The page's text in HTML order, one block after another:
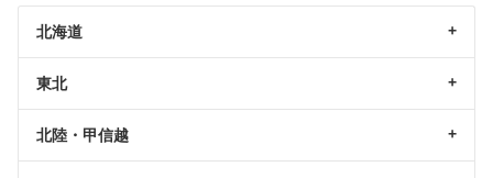
北海道
東北
北陸・甲信越